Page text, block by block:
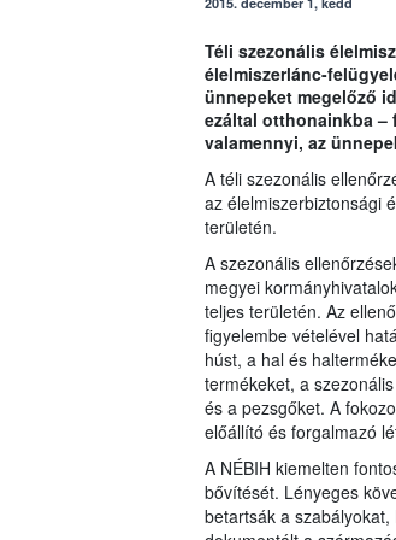
Téli szezonális
élelmiszerlánc-
ünnepeket megelőző
ezáltal otthonainkba –
valamennyi, az
A téli szezonális
az élelmiszerbiztonsági
területén.
A szezonális
megyei
teljes területén. Az
figyelembe vételével
húst, a hal és
termékeket, a
és a pezsgőket. A
előállító és forgalmazó
A NÉBIH kiemelten
bővítését. Lényeges
betartsák a